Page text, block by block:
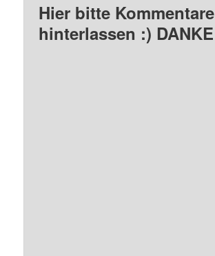
Hier bitte Kommentare
hinterlassen :) DANKE